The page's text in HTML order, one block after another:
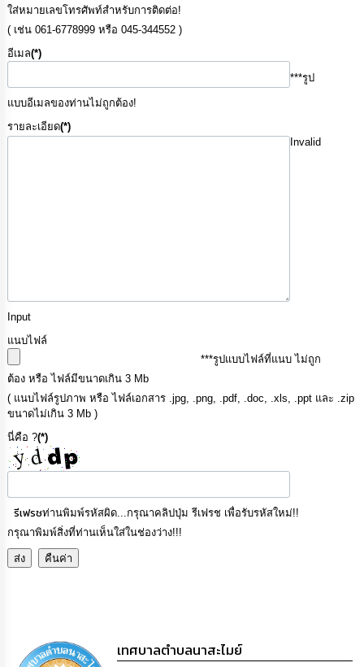
e-
Service
สภา
กิจการ
ความ
รู้
การ
ติดต่อ
ใส่หมายเลขโทรศัพท์สำหรับการติดต่อ!
( เช่น 061-6778999 หรือ 045-344552 )
อีเมล(*)
***รูป
แบบอีเมลของท่านไม่ถูกต้อง!
รายละเอียด(*)
Invalid
Input
แนบไฟล์
***รูปแบบไฟล์ที่แนบ ไม่ถูก
ต้อง หรือ ไฟล์มีขนาดเกิน 3 Mb
( แนบไฟล์รูปภาพ หรือ ไฟล์เอกสาร .jpg, .png, .pdf, .doc, .xls, .ppt และ .zip
ขนาดไม่เกิน 3 Mb )
นี่คือ ?(*)
รีเฟรชท่านพิมพ์รหัสผิด...กรุณาคลิปปุ่ม รีเฟรช เพื่อรับรหัสใหม่!!
กรุณาพิมพ์สิ่งที่ท่านเห็นใส่ในช่องว่าง!!!
เทศบาลตำบลนาสะไมย์